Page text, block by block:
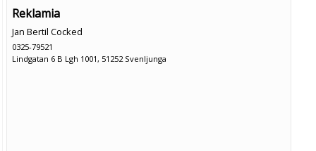
Reklamia
Jan Bertil Cocked
0325-79521
Lindgatan 6 B Lgh 1001, 51252 Svenljunga